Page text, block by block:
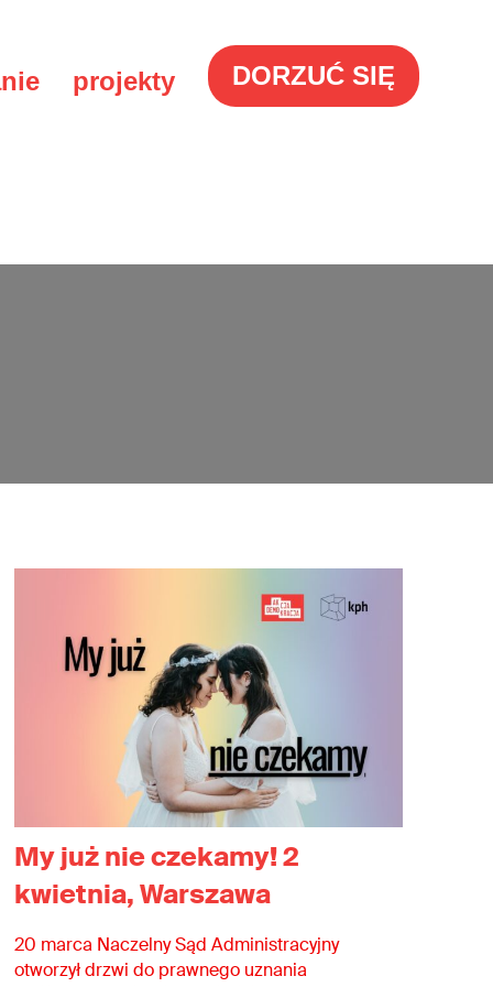
projekty DORZUĆ SIĘ
My już nie czekamy! 2
kwietnia, Warszawa
20 marca Naczelny Sąd Administracyjny
otworzył drzwi do prawnego uznania